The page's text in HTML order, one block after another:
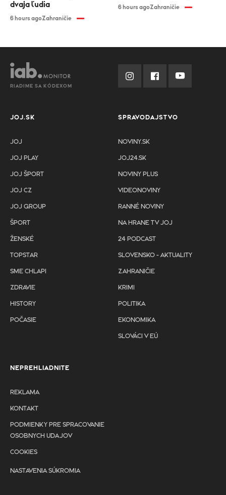
dvaja ľudia
6 hours agoZahraničie
6 hours agoZahraničie
RIADIME SA KÓDEXOM
JOJ.SK
JOJ
JOJ PLAY
JOJ ŠPORT
JOJ CZ
JOJ GROUP
ŠPORT
ŽENSKÉ
TOPSTAR
SME CHLAPI
ZDRAVIE
HISTORY
POČASIE
SPRAVODAJSTVO
NOVINY.SK
JOJ24.SK
NOVINY PLUS
VIDEONOVINY
RANNÉ NOVINY
NA HRANE TV JOJ
24 PODCAST
SLOVENSKO - AKTUALITY
ZAHRANIČIE
KRIMI
POLITIKA
EKONOMIKA
SLOVÁCI V EÚ
NEPREHLIADNITE
REKLAMA
KONTAKT
PODMIENKY PRE SPRACOVANIE
OSOBNYCH UDAJOV
COOKIES
NASTAVENIA SÚKROMIA